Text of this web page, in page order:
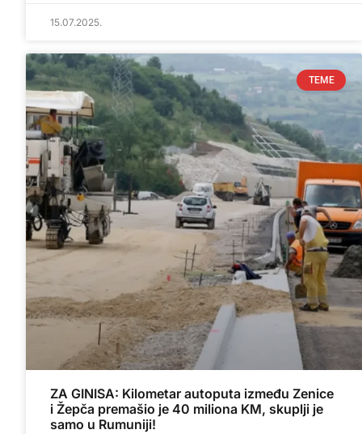
15.07.2025.
TEME
ZA GINISA: Kilometar autoputa između Zenice
i Žepča premašio je 40 miliona KM, skuplji je
samo u Rumuniji!